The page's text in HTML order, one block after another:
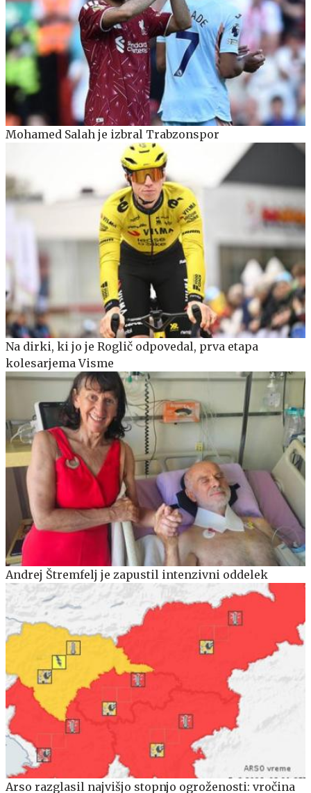
Mohamed Salah je izbral Trabzonspor
Na dirki, ki jo je Roglič odpovedal, prva etapa
kolesarjema Visme
Andrej Štremfelj je zapustil intenzivni oddelek
Arso razglasil najvišjo stopnjo ogroženosti: vročina